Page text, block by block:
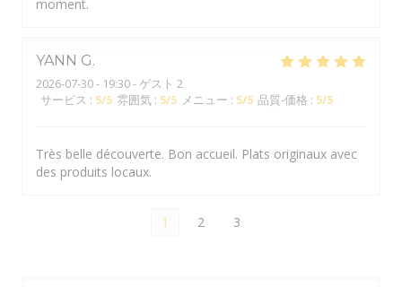
moment.
YANN G
2026-07-30- 19:30 - ゲスト 2
サービス : 5/5 雰囲気 : 5/5 メニュー : 5/5 品質-価格 : 5/5
Très belle découverte. Bon accueil. Plats originaux avec
des produits locaux.
1 2 3